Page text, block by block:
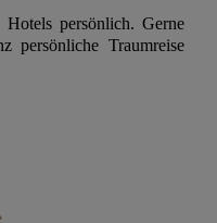
persönlich. Gerne
persönliche Traumreise